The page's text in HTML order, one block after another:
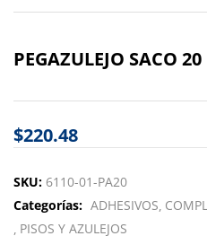
PEGAZULEJO SACO
$220.48
SKU: 6110-01-PA20
Categorías: ADHESIVOS
PISOS Y AZULEJOS